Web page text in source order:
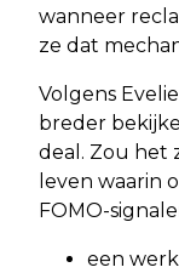
wanneer
ze dat
Volgens
breder
deal. Zou het
leven waarin
FOMO-
een